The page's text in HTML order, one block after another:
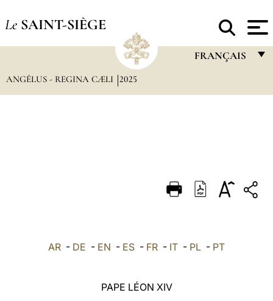
Le SAINT-SIÈGE
FRANÇAIS
DEUTSCH
العربيّة
ANGÉLUS - REGINA CÆLI 2025
AR - DE - EN - ES - FR - IT - PL - PT
PAPE LÉON XIV